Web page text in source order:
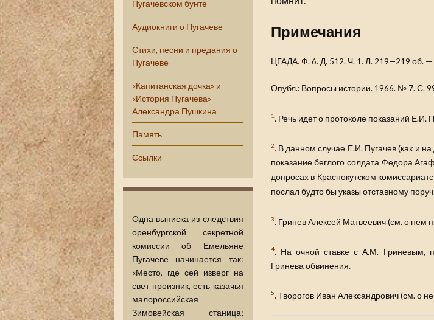
Пугачевском бунте
Аудиокниги о Пугачеве
Стихи, песни и предания о
Пугачеве
«Капитанская дочка» и
«История Пугачева»
Александра Пушкина
Память
Ссылки
Одна выписка из следствия
оренбургской секретной
комиссии об Емельяне
Пугачеве начинается так:
«Место, где сей изверг на
свет произник, есть казачья
малороссийская
Зимовейская станица;
Примечания
ЦГАДА. Ф. 6. Д. 512. Ч. 1. Л. 219—219 об.
Опубл.: Вопросы истории. 1966. № 7. С.
1. Речь идет о протоколе показаний
2. В данном случае Е.И. Пугачев (как и
показание беглого солдата Федора
допросах в Краснокутском
послал будто бы указы отставному
3 . Гринев Алексей Матвеевич (см. о нем
4. На очной ставке с А.М. Гриневым,
Гринева обвинения.
5. Творогов Иван Александрович (см. о